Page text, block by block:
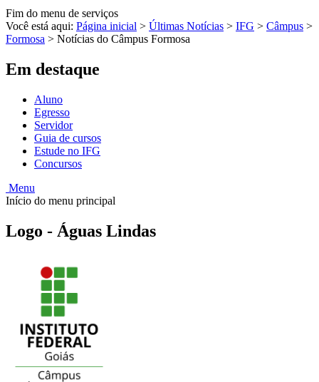
Fim do menu de serviços
Você está aqui: Página inicial > Últimas Notícias > IFG > Câmpus >
Formosa > Notícias do Câmpus Formosa
Em destaque
Aluno
Egresso
Servidor
Guia de cursos
Estude no IFG
Concursos
Menu
Início do menu principal
Logo - Águas Lindas